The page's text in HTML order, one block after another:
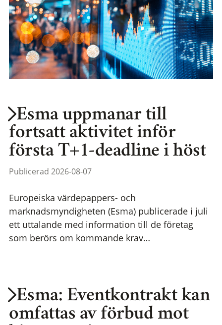
Esma uppmanar till
fortsatt aktivitet inför
första T+1-deadline i höst
Publicerad 2026-08-07
Europeiska värdepappers- och
marknadsmyndigheten (Esma) publicerade i juli
ett uttalande med information till de företag
som berörs om kommande krav…
Esma: Eventkontrakt kan
omfattas av förbud mot